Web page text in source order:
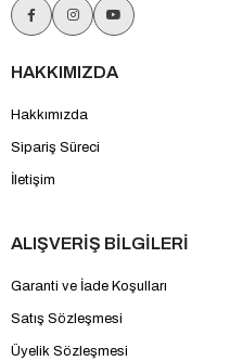
HAKKIMIZDA
Hakkımızda
Sipariş Süreci
İletişim
ALIŞVERİŞ BİLGİLERİ
Garanti ve İade Koşulları
Satış Sözleşmesi
Üyelik Sözleşmesi